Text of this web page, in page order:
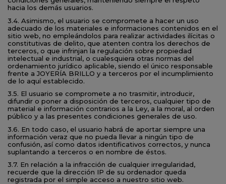
hacia los demás usuarios.
3.4. Asimismo, el usuario se compromete a hacer un uso
adecuado de los materiales e informaciones contenidos en el
sitio web, no empleándolos para realizar actividades ilícitas o
constitutivas de delito, que atenten contra los derechos de
terceros, o que infrinjan la regulación sobre propiedad
intelectual e industrial, o cualesquiera otras normas del
ordenamiento jurídico aplicable, siendo el único responsable
frente a JOYERÍA BRILLO y a terceros por el incumplimiento
de lo aquí establecido.
3.5. El usuario se compromete a no trasmitir, introducir,
difundir o poner a disposición de terceros, cualquier tipo de
material e información contrarios a la Ley, a la moral, al orden
público y a las presentes condiciones generales de uso.
3.6. En todo caso, el usuario habrá de aportar siempre una
información veraz que no pueda llevar a ningún tipo de
confusión, así como datos identificativos correctos, y nunca
suplantando a terceros o en nombre de éstos.
3.7. En relación a la infracción de cualquier irregularidad,
recuerde que la dirección IP de su ordenador queda
registrada por el simple acceso a nuestro sitio web.